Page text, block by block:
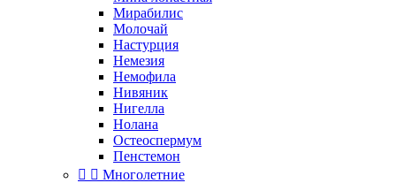
Мирабилис
Молочай
Настурция
Немезия
Немофила
Нивяник
Нигелла
Нолана
Остеоспермум
Пенстемон
  Многолетние